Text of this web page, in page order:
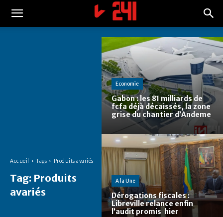
Accueil Tags Produits avariés
Tag: Produits
avariés
Economie
Gabon : les 81 milliards de
fcfa déjà décaissés, la zone
grise du chantier d’Andeme
A la Une
Dérogations fiscales :
Libreville relance enfin
l’audit promis hier